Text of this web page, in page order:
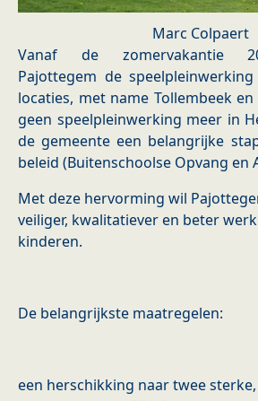
Marc Colpaert
Vanaf de zomervakantie
Pajottegem de
locaties, met name Tollembeek
geen speelpleinwerking meer in
de gemeente een belangrijke
beleid (Buitenschoolse Opvang en
Met deze hervorming wil
veiliger, kwalitatiever en beter
kinderen.
De belangrijkste maatregelen:
een herschikking naar twee